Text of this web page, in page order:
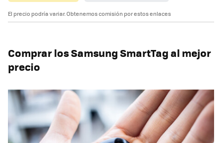
El precio podría variar. Obtenemos comisión por estos enlaces
Comprar los Samsung SmartTag al mejor
precio